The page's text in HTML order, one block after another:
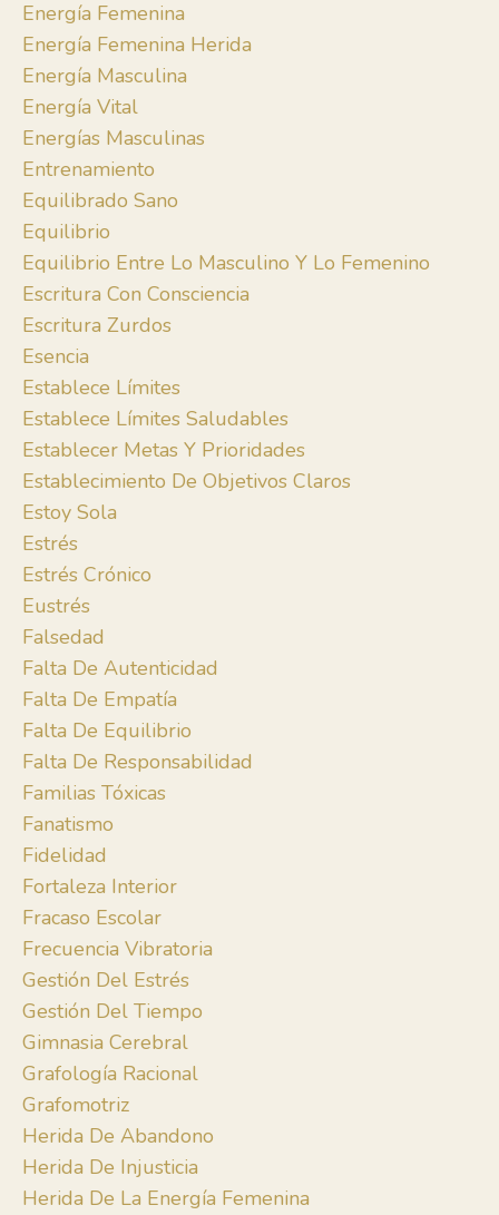
Energía Femenina
Energía Femenina Herida
Energía Masculina
Energía Vital
Energías Masculinas
Entrenamiento
Equilibrado Sano
Equilibrio
Equilibrio Entre Lo Masculino Y Lo Femenino
Escritura Con Consciencia
Escritura Zurdos
Esencia
Establece Límites
Establece Límites Saludables
Establecer Metas Y Prioridades
Establecimiento De Objetivos Claros
Estoy Sola
Estrés
Estrés Crónico
Eustrés
Falsedad
Falta De Autenticidad
Falta De Empatía
Falta De Equilibrio
Falta De Responsabilidad
Familias Tóxicas
Fanatismo
Fidelidad
Fortaleza Interior
Fracaso Escolar
Frecuencia Vibratoria
Gestión Del Estrés
Gestión Del Tiempo
Gimnasia Cerebral
Grafología Racional
Grafomotriz
Herida De Abandono
Herida De Injusticia
Herida De La Energía Femenina